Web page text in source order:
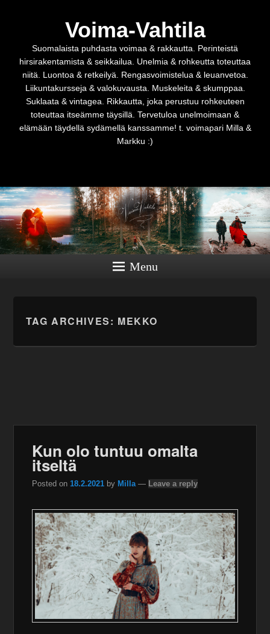
Voima-Vahtila
Suomalaista puhdasta voimaa & rakkautta. Perinteistä
hirsirakentamista & seikkailua. Unelmia & rohkeutta toteuttaa
niitä. Luontoa & retkeilyä. Rengasvoimistelua & leuanvetoa.
Liikuntakursseja & valokuvausta. Muskeleita & skumppaa.
Suklaata & vintagea. Rikkautta, joka perustuu rohkeuteen
toteuttaa itseämme täysillä. Tervetuloa unelmoimaan &
elämään täydellä sydämellä kanssamme! t. voimapari Milla &
Markku :)
Menu
TAG ARCHIVES: MEKKO
Kun olo tuntuu omalta
itseltä
Posted on 18.2.2021 by Milla — Leave a reply